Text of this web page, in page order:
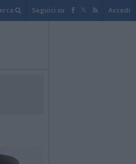
Seguici su Accedi